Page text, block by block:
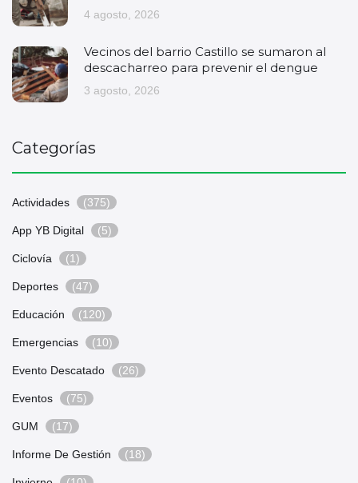
4 agosto, 2026
Vecinos del barrio Castillo se sumaron al
descacharreo para prevenir el dengue
3 agosto, 2026
Categorías
Actividades (375)
App YB Digital (5)
Ciclovía (1)
Deportes (47)
Educación (120)
Emergencias (10)
Evento Descatado (26)
Eventos (75)
GUM (17)
Informe De Gestión (18)